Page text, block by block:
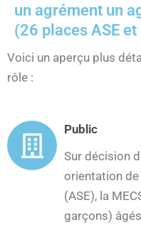
un agrément un
(26 places ASE
Voici un aperçu plus
rôle :
Public
Sur décision
orientation
(ASE), la
garçons)